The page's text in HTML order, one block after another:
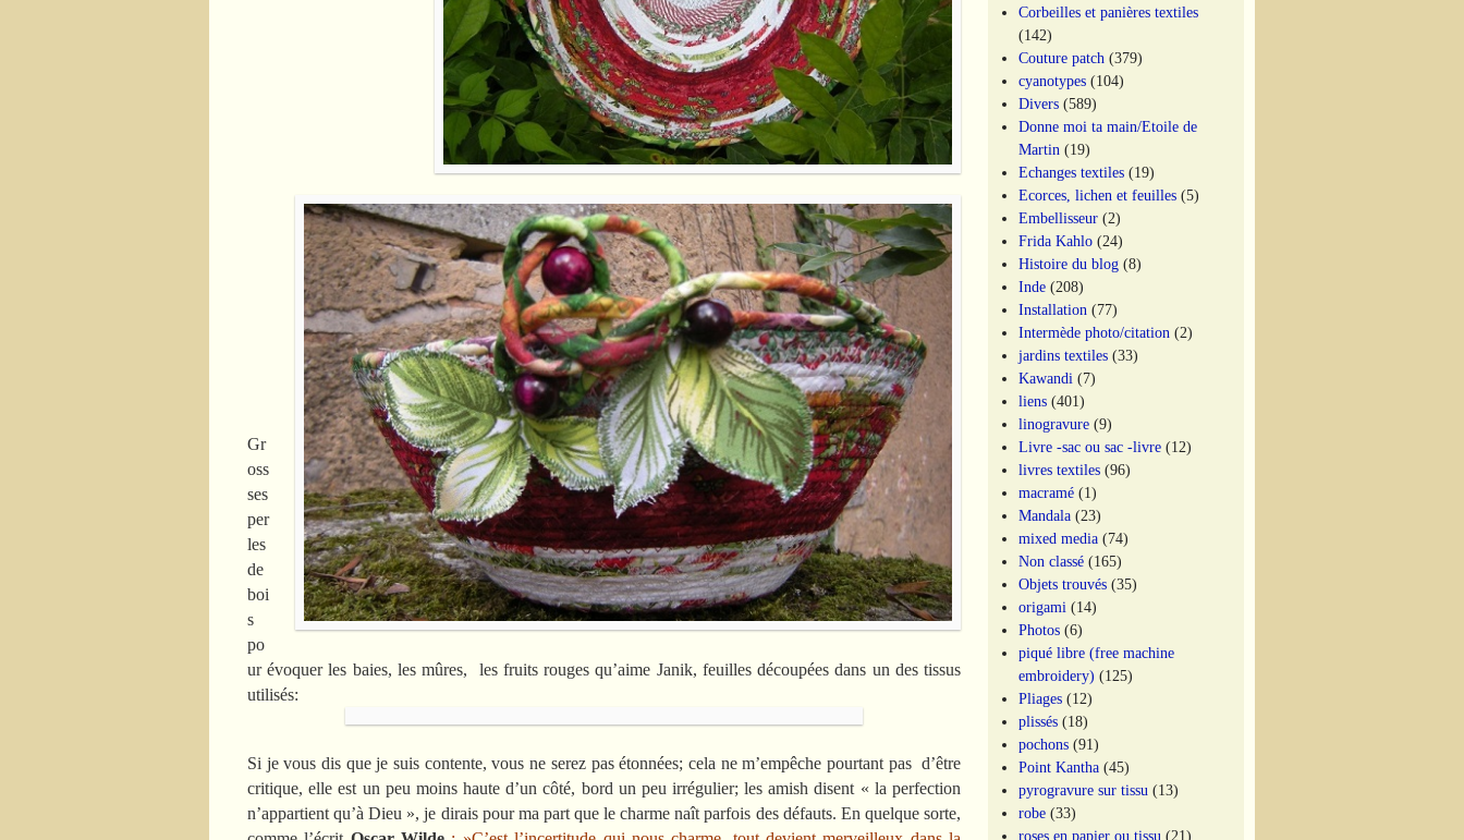
Gr
oss
ses
per
les
de
boi
s
po
ur évoquer les baies, les mûres, les fruits rouges qu’aime Janik, feuilles découpées dans un des tissus
utilisés:
Si je vous dis que je suis contente, vous ne serez pas étonnées; cela ne m’empêche pourtant pas d’être
critique, elle est un peu moins haute d’un côté, bord un peu irrégulier; les amish disent « la perfection
n’appartient qu’à Dieu », je dirais pour ma part que le charme naît parfois des défauts. En quelque sorte,
Corbeilles et panières textiles
(142)
Couture patch (379)
cyanotypes (104)
Divers (589)
Donne moi ta main/Etoile de
Martin (19)
Echanges textiles (19)
Ecorces, lichen et feuilles (5)
Embellisseur (2)
Frida Kahlo (24)
Histoire du blog (8)
Inde (208)
Installation (77)
Intermède photo/citation (2)
jardins textiles (33)
Kawandi (7)
liens (401)
linogravure (9)
Livre -sac ou sac -livre (12)
livres textiles (96)
macramé (1)
Mandala (23)
mixed media (74)
Non classé (165)
Objets trouvés (35)
origami (14)
Photos (6)
piqué libre (free machine
embroidery) (125)
Pliages (12)
plissés (18)
pochons (91)
Point Kantha (45)
pyrogravure sur tissu (13)
robe (33)
roses en papier ou tissu (21)